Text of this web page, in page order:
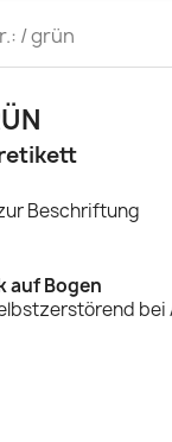
/ grün
Beschriftung
auf Bogen
bei